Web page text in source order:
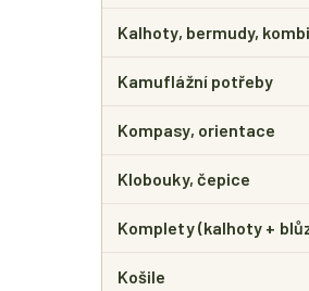
Kalhoty, bermudy,
Kamuflážní potřeby
Kompasy, orientace
Klobouky, čepice
Komplety (kalhoty +
Košile